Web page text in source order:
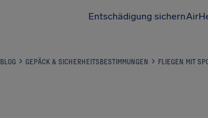
Entschädigung sichern
BLOG GEPÄCK & SICHERHEITSBESTIMMUNGEN FLIEGEN MIT